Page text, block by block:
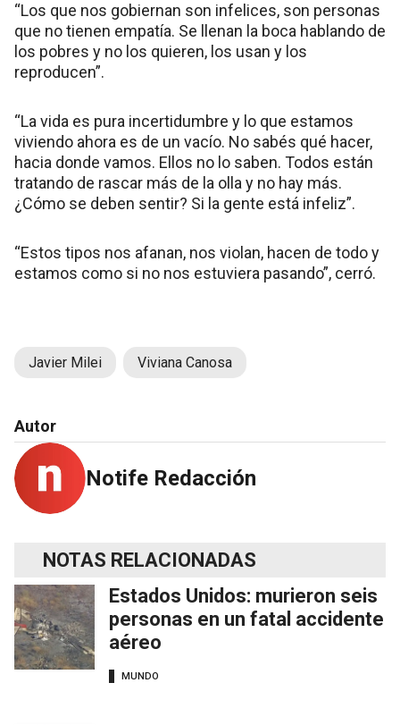
“Los que nos gobiernan son infelices, son personas
que no tienen empatía. Se llenan la boca hablando de
los pobres y no los quieren, los usan y los
reproducen”.
“La vida es pura incertidumbre y lo que estamos
viviendo ahora es de un vacío. No sabés qué hacer,
hacia donde vamos. Ellos no lo saben. Todos están
tratando de rascar más de la olla y no hay más.
¿Cómo se deben sentir? Si la gente está infeliz”.
“Estos tipos nos afanan, nos violan, hacen de todo y
estamos como si no nos estuviera pasando”, cerró.
Javier Milei Viviana Canosa
Autor
Notife Redacción
NOTAS RELACIONADAS
Estados Unidos: murieron seis
personas en un fatal accidente
aéreo
MUNDO